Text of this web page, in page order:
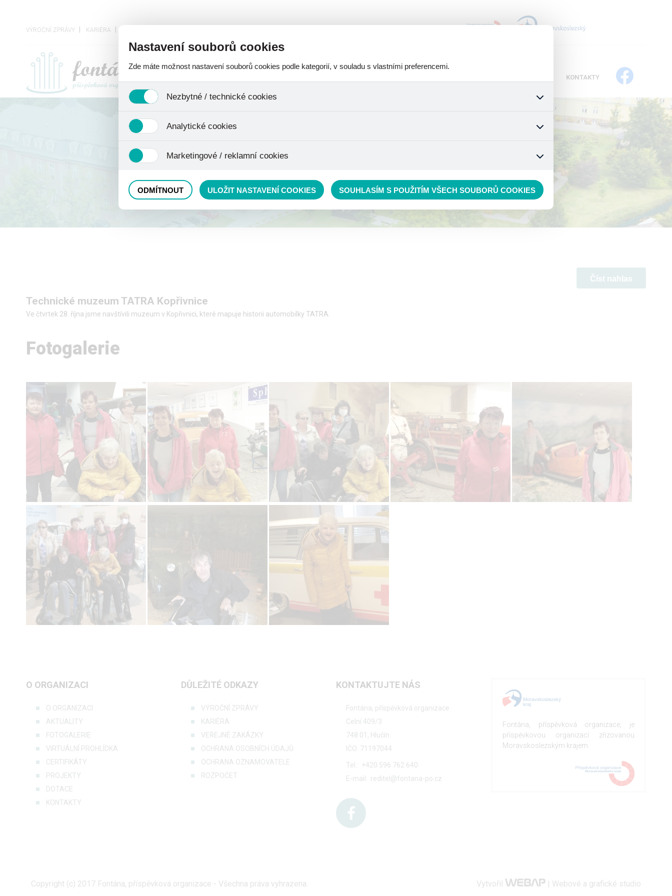
VÝROČNÍ ZPRÁVY KARIÉRA
KONTAKTY
Číst nahlas
Technické muzeum TATRA Kopřivnice
Ve čtvrtek 28. října jsme navštívili muzeum v Kopřivnici, které mapuje historii automobilky TATRA.
Fotogalerie
O ORGANIZACI
O ORGANIZACI
AKTUALITY
FOTOGALERIE
VIRTUÁLNÍ PROHLÍDKA
CERTIFIKÁTY
PROJEKTY
DOTACE
KONTAKTY
DŮLEŽITÉ ODKAZY
VÝROČNÍ ZPRÁVY
KARIÉRA
VEŘEJNÉ ZAKÁZKY
OCHRANA OSOBNÍCH ÚDAJŮ
OCHRANA OZNAMOVATELE
ROZPOČET
KONTAKTUJTE NÁS
Fontána, příspěvková organizace
Celní 409/3
748 01, Hlučín
IČO: 71197044
Tel.: +420 596 762 640
E-mail: reditel@fontana-po.cz
Fontána, příspěvková organizace, je
příspěvkovou organizací zřizovanou
Moravskoslezským krajem.
Copyright (c) 2017 Fontána, příspěvková organizace - Všechna práva vyhrazena. Vytvořil | Webové a grafické studio
Nastavení souborů cookies
Zde máte možnost nastavení souborů cookies podle kategorií, v souladu s vlastními preferencemi.
Nezbytné / technické cookies
se mimo jiné k ukládání produktů v nákupním košíku, ovládání filtrů a také nastavení souhlasu s uživáním cookies. Pro tyto cookies
není zapotřebí Váš souhlas a není možné jej ani odebrat.
Analytické cookies
nejedná o osobní údaje, protože anonymizované cookies nelze přiřadit konkrétnímu uživateli. Proto nedokážeme zjistit navštívené
odkazy, prohlížené zboží apod.
Marketingové / reklamní cookies
ODMÍTNOUT ULOŽIT NASTAVENÍ COOKIES SOUHLASÍM S POUŽITÍM VŠECH SOUBORŮ COOKIES